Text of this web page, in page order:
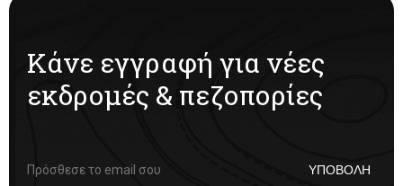
Κάνε εγγραφή για νέες
εκδρομές & πεζοπορίες